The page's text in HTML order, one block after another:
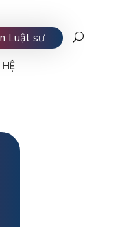
Luật sư